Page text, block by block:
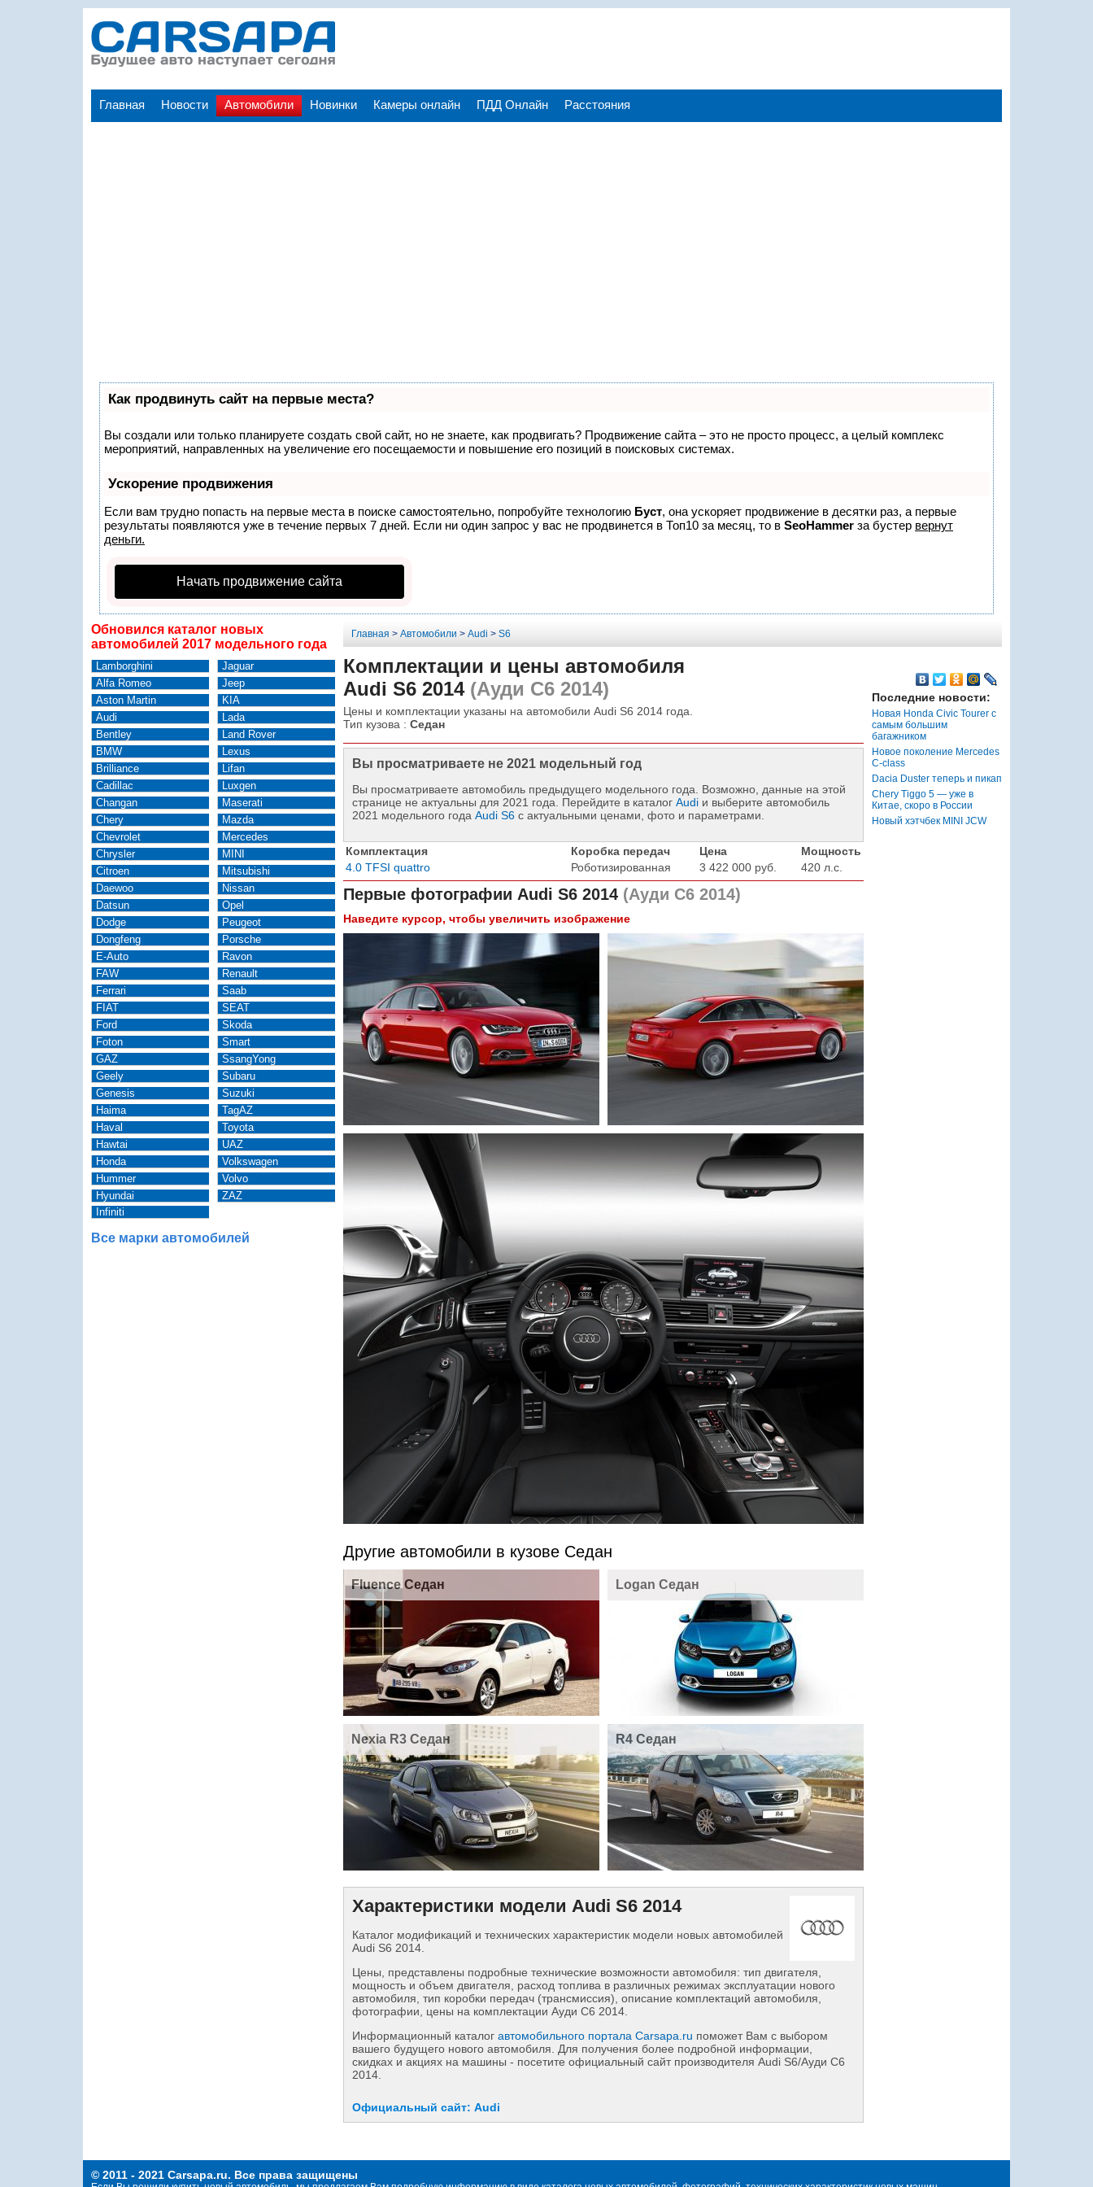
Главная Новости Автомобили Новинки Камеры онлайн ПДД Онлайн Расстояния
Как продвинуть сайт на первые места?
Вы создали или только планируете создать свой сайт, но не знаете, как продвигать? Продвижение сайта – это не просто процесс, а целый комплекс
мероприятий, направленных на увеличение его посещаемости и повышение его позиций в поисковых системах.
Ускорение продвижения
Если вам трудно попасть на первые места в поиске самостоятельно, попробуйте технологию Буст, она ускоряет продвижение в десятки раз, а первые
результаты появляются уже в течение первых 7 дней. Если ни один запрос у вас не продвинется в Топ10 за месяц, то в SeoHammer за бустер вернут
деньги.
Начать продвижение сайта
Обновился каталог новых
автомобилей 2017 модельного года
Lamborghini
Alfa Romeo
Aston Martin
Audi
Bentley
BMW
Brilliance
Cadillac
Changan
Chery
Chevrolet
Chrysler
Citroen
Daewoo
Datsun
Dodge
Dongfeng
E-Auto
FAW
Ferrari
FIAT
Ford
Foton
GAZ
Geely
Genesis
Haima
Haval
Hawtai
Honda
Hummer
Hyundai
Infiniti
Jaguar
Jeep
KIA
Lada
Land Rover
Lexus
Lifan
Luxgen
Maserati
Mazda
Mercedes
MINI
Mitsubishi
Nissan
Opel
Peugeot
Porsche
Ravon
Renault
Saab
SEAT
Skoda
Smart
SsangYong
Subaru
Suzuki
TagAZ
Toyota
UAZ
Volkswagen
Volvo
ZAZ
Все марки автомобилей
Главная > Автомобили > Audi > S6
Комплектации и цены автомобиля
Audi S6 2014(Ауди С6 2014)
Цены и комплектации указаны на автомобили Audi S6 2014 года.
Тип кузова : Седан
Вы просматриваете не 2021 модельный год
Вы просматриваете автомобиль предыдущего модельного года. Возможно, данные на этой
странице не актуальны для 2021 года. Перейдите в каталог Audiи выберите автомобиль
2021 модельного года Audi S6с актуальными ценами, фото и параметрами.
Комплектация Коробка передач Цена
Мощность
4.0 TFSI quattro
Роботизированная 3 422 000 руб. 420 л.с.
Первые фотографии Audi S6 2014(Ауди С6 2014)
Наведите курсор, чтобы увеличить изображение
Другие автомобили в кузове Седан
Fluence Седан Logan Седан
Nexia R3 Седан R4 Седан
Характеристики модели Audi S6 2014
Каталог модификаций и технических характеристик модели новых автомобилей
Audi S6 2014.
Цены, представлены подробные технические возможности автомобиля: тип двигателя,
мощность и объем двигателя, расход топлива в различных режимах эксплуатации нового
автомобиля, тип коробки передач (трансмиссия), описание комплектаций автомобиля,
фотографии, цены на комплектации Ауди С6 2014.
Информационный каталог автомобильного портала Carsapa.ru поможет Вам с выбором
вашего будущего нового автомобиля. Для получения более подробной информации,
скидках и акциях на машины - посетите официальный сайт производителя Audi S6/Ауди С6
2014.
Официальный сайт: Audi
Последние новости:
Новая Honda Civic Tourer с
самым большим
багажником
Новое поколение Mercedes
C-class
Dacia Duster теперь и пикап
Chery Tiggo 5 — уже в
Китае, скоро в России
Новый хэтчбек MINI JCW
© 2011 - 2021 Carsapa.ru. Все права защищены